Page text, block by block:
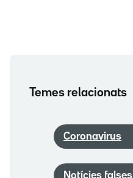
Temes relacionats
Coronavirus
Notícies falses